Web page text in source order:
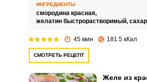
огонь,
банкам.
ИНГРЕДИЕНТЫ
смородина красная,
желатин быстрорастворимый,
45 мин 181.5 кКал
СМОТРЕТЬ РЕЦЕПТ
Желе из